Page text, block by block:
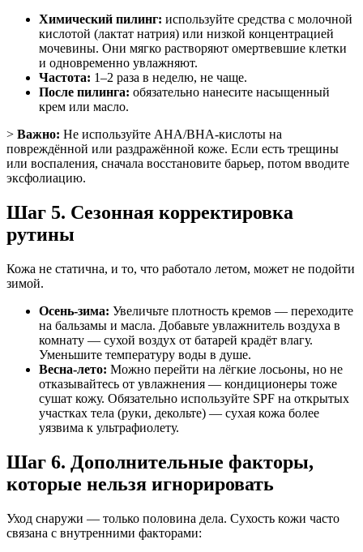
Химический пилинг: используйте средства с молочной
кислотой (лактат натрия) или низкой концентрацией
мочевины. Они мягко растворяют омертвевшие клетки
и одновременно увлажняют.
Частота: 1–2 раза в неделю, не чаще.
После пилинга: обязательно нанесите насыщенный
крем или масло.
> Важно: Не используйте AHA/BHA-кислоты на
повреждённой или раздражённой коже. Если есть трещины
или воспаления, сначала восстановите барьер, потом вводите
эксфолиацию.
Шаг 5. Сезонная корректировка
рутины
Кожа не статична, и то, что работало летом, может не подойти
зимой.
Осень-зима: Увеличьте плотность кремов — переходите
на бальзамы и масла. Добавьте увлажнитель воздуха в
комнату — сухой воздух от батарей крадёт влагу.
Уменьшите температуру воды в душе.
Весна-лето: Можно перейти на лёгкие лосьоны, но не
отказывайтесь от увлажнения — кондиционеры тоже
сушат кожу. Обязательно используйте SPF на открытых
участках тела (руки, декольте) — сухая кожа более
уязвима к ультрафиолету.
Шаг 6. Дополнительные факторы,
которые нельзя игнорировать
Уход снаружи — только половина дела. Сухость кожи часто
связана с внутренними факторами: